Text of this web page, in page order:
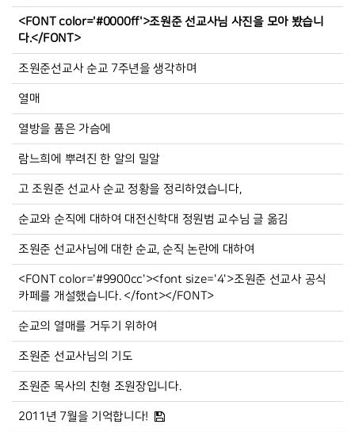
<FONT color='#0000ff'>조원준 선교사님 사진을 모아 봤습니
다.</FONT>
조원준선교사 순교 7주년을 생각하며
열매
열방을 품은 가슴에
람느희에 뿌려진 한 알의 밀알
고 조원준 선교사 순교 정황을 정리하였습니다,
순교와 순직에 대하여 대전신학대 정원범 교수님 글 옮김
조원준 선교사님에 대한 순교, 순직 논란에 대하여
<FONT color='#9900cc'><font size='4'>조원준 선교사 공식
카페를 개설했습니다. </font></FONT>
순교의 열매를 거두기 위하여
조원준 선교사님의 기도
조원준 목사의 친형 조원장입니다.
2011년 7월을 기억합니다!